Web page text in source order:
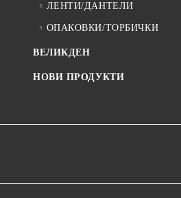
ЛЕНТИ/ДАНТЕЛИ
ОПАКОВКИ/ТОРБИЧКИ
ВЕЛИКДЕН
НОВИ ПРОДУКТИ